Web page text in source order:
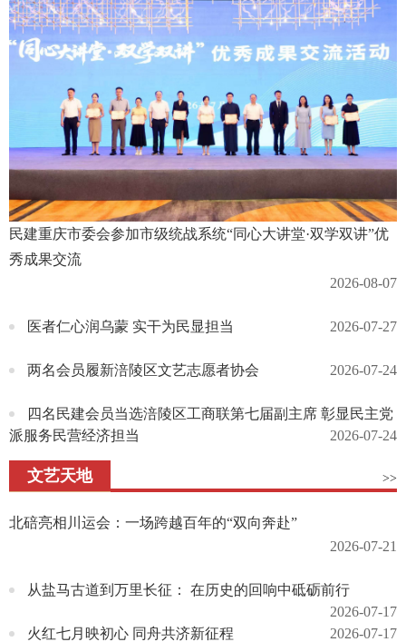
民建重庆市委会参加市级统战系统“同心大讲堂·双学双讲”优
秀成果交流
2026-08-07
医者仁心润乌蒙 实干为民显担当 2026-07-27
两名会员履新涪陵区文艺志愿者协会 2026-07-24
四名民建会员当选涪陵区工商联第七届副主席 彰显民主党
派服务民营经济担当
2026-07-24
文艺天地 >>
北碚亮相川运会：一场跨越百年的“双向奔赴”
2026-07-21
从盐马古道到万里长征： 在历史的回响中砥砺前行
2026-07-17
火红七月映初心 同舟共济新征程
2026-07-17